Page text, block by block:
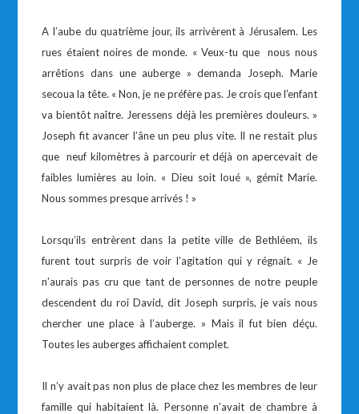
A l’aube du quatrième jour, ils arrivèrent à Jérusalem. Les
rues étaient noires de monde. « Veux-tu que nous nous
arrêtions dans une auberge » demanda Joseph. Marie
secoua la tête. « Non, je ne préfère pas. Je crois que l’enfant
va bientôt naître. Jeressens déjà les premières douleurs. »
Joseph fit avancer l’âne un peu plus vite. Il ne restait plus
que neuf kilomètres à parcourir et déjà on apercevait de
faibles lumières au loin. « Dieu soit loué », gémit Marie.
Nous sommes presque arrivés ! »
Lorsqu’ils entrèrent dans la petite ville de Bethléem, ils
furent tout surpris de voir l’agitation qui y régnait. « Je
n’aurais pas cru que tant de personnes de notre peuple
descendent du roi David, dit Joseph surpris, je vais nous
chercher une place à l’auberge. » Mais il fut bien déçu.
Toutes les auberges affichaient complet.
Il n’y avait pas non plus de place chez les membres de leur
famille qui habitaient là. Personne n’avait de chambre à